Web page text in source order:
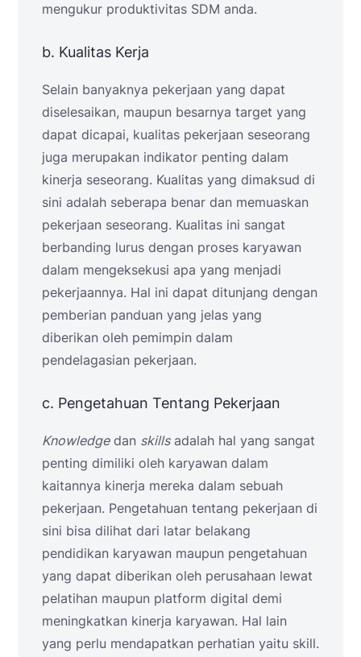
mengukur produktivitas SDM anda.
b. Kualitas Kerja
Selain banyaknya pekerjaan yang dapat
diselesaikan, maupun besarnya target yang
dapat dicapai, kualitas pekerjaan seseorang
juga merupakan indikator penting dalam
kinerja seseorang. Kualitas yang dimaksud di
sini adalah seberapa benar dan memuaskan
pekerjaan seseorang. Kualitas ini sangat
berbanding lurus dengan proses karyawan
dalam mengeksekusi apa yang menjadi
pekerjaannya. Hal ini dapat ditunjang dengan
pemberian panduan yang jelas yang
diberikan oleh pemimpin dalam
pendelagasian pekerjaan.
c. Pengetahuan Tentang Pekerjaan
Knowledgedan skillsadalah hal yang sangat
penting dimiliki oleh karyawan dalam
kaitannya kinerja mereka dalam sebuah
pekerjaan. Pengetahuan tentang pekerjaan di
sini bisa dilihat dari latar belakang
pendidikan karyawan maupun pengetahuan
yang dapat diberikan oleh perusahaan lewat
pelatihan maupun platform digital demi
meningkatkan kinerja karyawan. Hal lain
yang perlu mendapatkan perhatian yaitu skill.